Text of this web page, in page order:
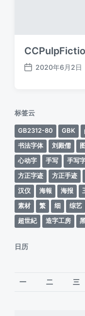
发
2020年6月2日
标签云
GB2312-80 GBK
书法字体
刘殿儒
心动字
手写 手写
方正字迹
方正手迹
汉仪
海報 海报
素材
繁 细 综艺
超世紀
造字工房
日历
一 二 三